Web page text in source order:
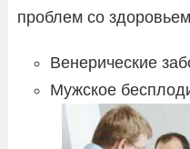
проблем со
Венерические
Мужское